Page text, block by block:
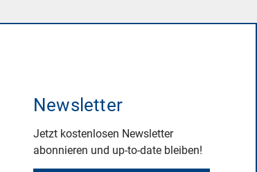
Newsletter
Jetzt kostenlosen Newsletter
abonnieren und up-to-date bleiben!